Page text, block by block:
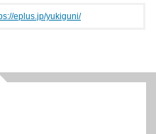
eplus.jp/yukiguni/